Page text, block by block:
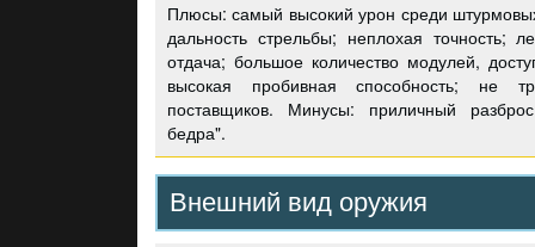
Плюсы: самый высокий урон среди
дальность стрельбы; неплохая точность;
отдача; большое количество модулей,
высокая пробивная способность; не
поставщиков. Минусы: приличный
бедра".
Внешний вид оружия